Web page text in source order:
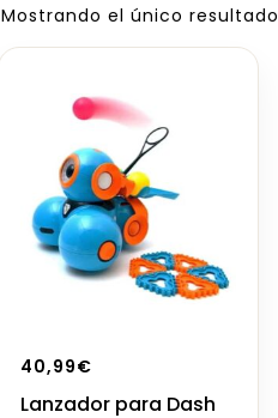
Mostrando el único resultado
40,99€
Lanzador para Dash